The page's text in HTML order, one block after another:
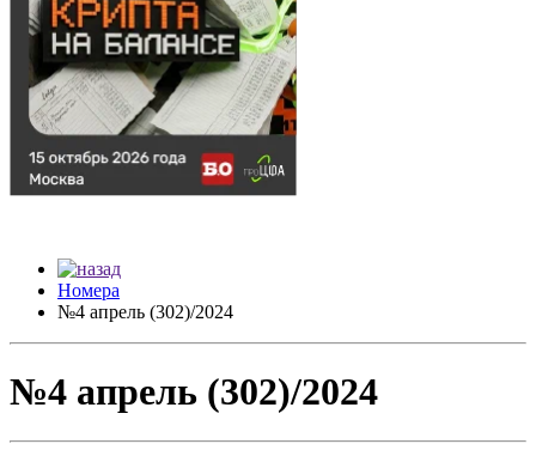
Номера
№4 апрель (302)/2024
№4 апрель (302)/2024